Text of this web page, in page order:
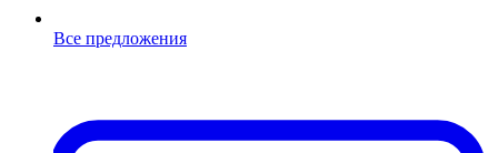
Все предложения